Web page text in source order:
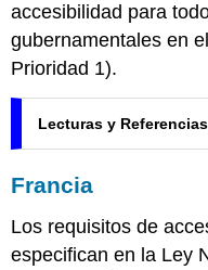
accesibilidad para
gubernamentales en
Prioridad 1).
Lecturas y
Francia
Los requisitos de
especifican en la Ley